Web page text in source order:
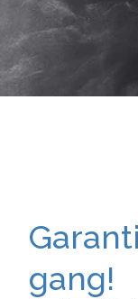
gang!